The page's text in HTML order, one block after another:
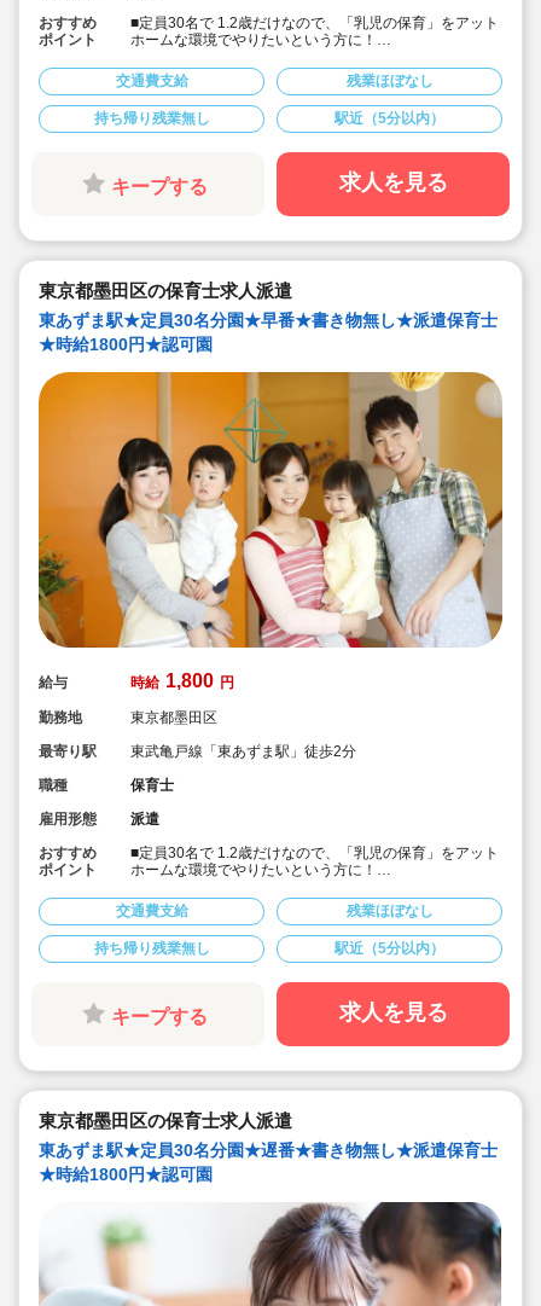
おすすめ
ポイント
■定員30名で 1.2歳だけなので、「乳児の保育」をアット
ホームな環境でやりたいという方に！
■週4日～OK！勤務時間の相談が可能です！
■時給1,800円＋交通費支給！
■本園ではキララサポートからの派遣保育士の方が就業中
です！
交通費支給 残業ほぼなし
持ち帰り残業無し 駅近（5分以内）
キープする 求人を見る
東京都墨田区の保育士求人派遣
東あずま駅★定員30名分園★早番★書き物無し★派遣保育士
★時給1800円★認可園
給与 時給 1,800 円
勤務地
東京都墨田区
最寄り駅
東武亀戸線「東あずま駅」徒歩2分
職種
保育士
雇用形態
派遣
おすすめ
ポイント
■定員30名で 1.2歳だけなので、「乳児の保育」をアット
ホームな環境でやりたいという方に！
■7時～の早番で終了時間の相談が可能です！
■時給1,800円＋交通費支給！
■本園ではキララサポートからの派遣保育士の方が就業中
です！
交通費支給 残業ほぼなし
持ち帰り残業無し 駅近（5分以内）
キープする 求人を見る
東京都墨田区の保育士求人派遣
東あずま駅★定員30名分園★遅番★書き物無し★派遣保育士
★時給1800円★認可園